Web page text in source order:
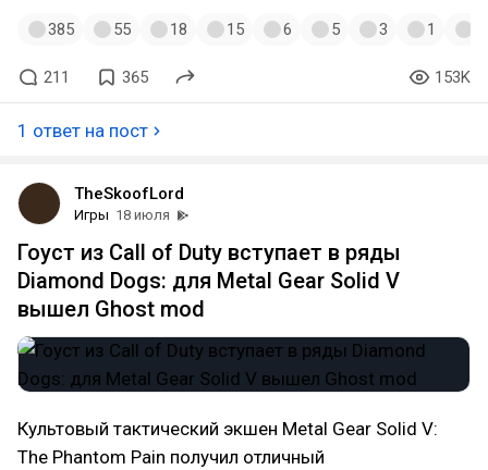
385 55 18 15 6 5 3 1
211 365 153K
1 ответ на пост
TheSkoofLord
Игры 18 июля
Гоуст из Call of Duty вступает в ряды
Diamond Dogs: для Metal Gear Solid V
вышел Ghost mod
Культовый тактический экшен Metal Gear Solid V:
The Phantom Pain получил отличный